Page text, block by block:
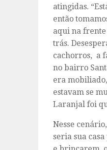
atingidas.
então
aqui na
trás.
cachorros, a
no bairro
era
estavam se
Laranjal foi
Nesse
seria sua